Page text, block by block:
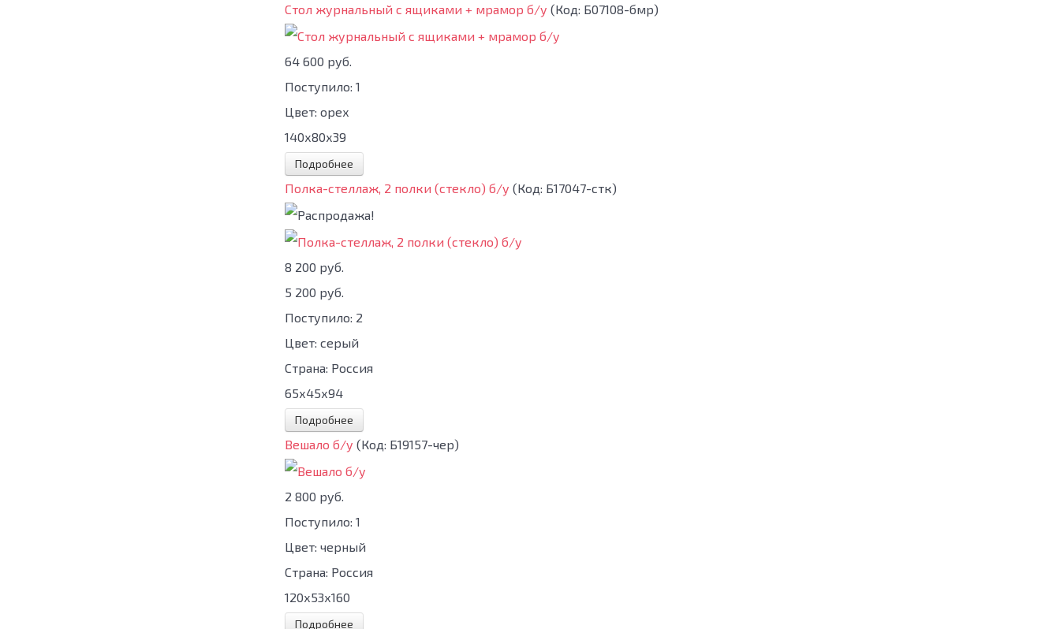
Стол журнальный с ящиками + мрамор б/у (Код: Б07108-бмр)
64 600 руб.
Поступило: 1
Цвет: орех
140х80х39
Подробнее
Полка-стеллаж, 2 полки (стекло) б/у (Код: Б17047-стк)
8 200 руб.
5 200 руб.
Поступило: 2
Цвет: серый
Страна: Россия
65х45х94
Подробнее
Вешало б/у (Код: Б19157-чер)
2 800 руб.
Поступило: 1
Цвет: черный
Страна: Россия
120х53х160
Подробнее